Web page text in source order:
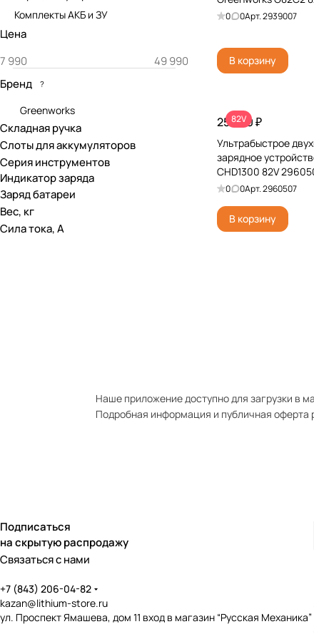
0 0Арт.2939007
В корзину
82V
25 990 ₽
Ультрабыстрое
зарядное
CHD1300 82V
0 0Арт.2960507
В корзину
Комплекты АКБ и ЗУ
Цена
Бренд ?
Greenworks
Складная ручка
Слоты для аккумуляторов
Серия инструментов
Индикатор заряда
Заряд батареи
Вес, кг
Сила тока, А
Наше приложение доступно для загрузки в
Подробная информация и публичная
Подписаться
на скрытую распродажу
Связаться с нами
+7 (843) 206-04-82
kazan@lithium-store.ru
ул. Проспект Ямашева, дом 11 вход в магазин “Русская Механика”